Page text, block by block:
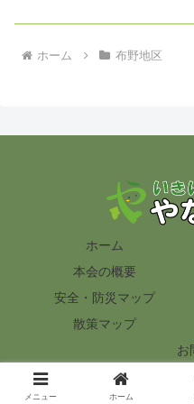
ホーム 布野地区
ホーム
本会の概要
安全・防災マップ
散策マップ
お
© 2012 いきいき
メニュー ホーム